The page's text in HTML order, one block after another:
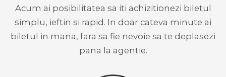
Acum ai posibilitatea sa iti achizitionezi biletul
simplu, ieftin si rapid. In doar cateva minute ai
biletul in mana, fara sa fie nevoie sa te deplasezi
pana la agentie.